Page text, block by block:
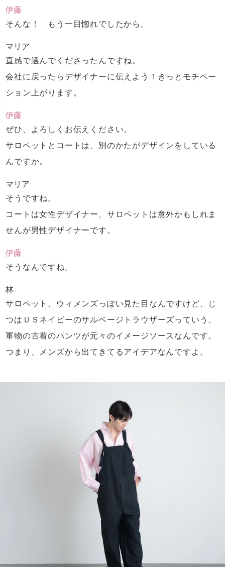
伊藤
そんな！ もう一目惚れでしたから。
マリア
直感で選んでくださったんですね。
会社に戻ったらデザイナーに伝えよう！ きっとモチベー
ション上がります。
伊藤
ぜひ、よろしくお伝えください。
サロペットとコートは、
別のかたがデザインをしている
んですか。
マリア
そうですね。
コートは女性デザイナー、 サロペットは意外かもしれま
せんが男性デザイナーです。
伊藤
そうなんですね。
林
サロペット、ウィメンズっぽい見た目なんですけど、
じ
つはＵＳネイビーのサルベージトラウザーズっていう、
軍物の古着のパンツが元々のイメージソースなんです。
つまり、メンズから出てきてるアイデアなんですよ。